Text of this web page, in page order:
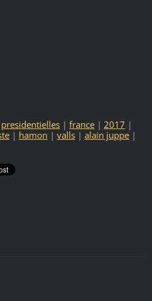
presidentielles | france | 2017 |
| hamon | valls | alain juppe |